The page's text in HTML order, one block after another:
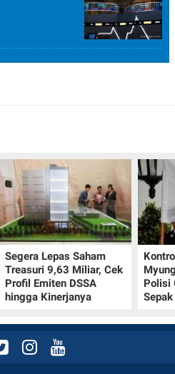
Segera Lepas Saham
Treasuri 9,63 Miliar, Cek
Profil Emiten DSSA
hingga Kinerjanya
Polisi